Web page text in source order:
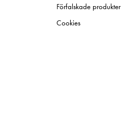
Förfalskade produkter
Cookies